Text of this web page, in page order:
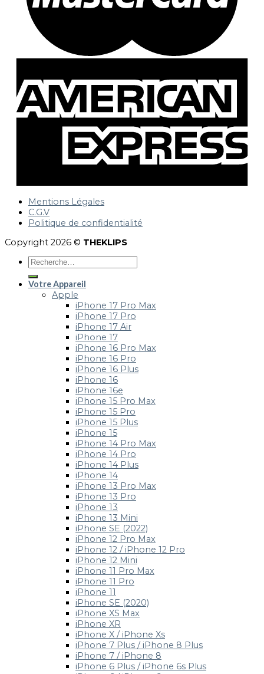
Mentions Légales
C.G.V
Politique de confidentialité
Copyright 2026 © THEKLIPS
Votre Appareil
Apple
iPhone 17 Pro Max
iPhone 17 Pro
iPhone 17 Air
iPhone 17
iPhone 16 Pro Max
iPhone 16 Pro
iPhone 16 Plus
iPhone 16
iPhone 16e
iPhone 15 Pro Max
iPhone 15 Pro
iPhone 15 Plus
iPhone 15
iPhone 14 Pro Max
iPhone 14 Pro
iPhone 14 Plus
iPhone 14
iPhone 13 Pro Max
iPhone 13 Pro
iPhone 13
iPhone 13 Mini
iPhone SE (2022)
iPhone 12 Pro Max
iPhone 12 / iPhone 12 Pro
iPhone 12 Mini
iPhone 11 Pro Max
iPhone 11 Pro
iPhone 11
iPhone SE (2020)
iPhone XS Max
iPhone XR
iPhone X / iPhone Xs
iPhone 7 Plus / iPhone 8 Plus
iPhone 7 / iPhone 8
iPhone 6 Plus / iPhone 6s Plus